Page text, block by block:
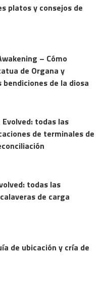
platos y consejos de
– Cómo
de Organa y
bendiciones de la diosa
Evolved: todas las
de terminales de
todas las
de carga
de ubicación y cría de